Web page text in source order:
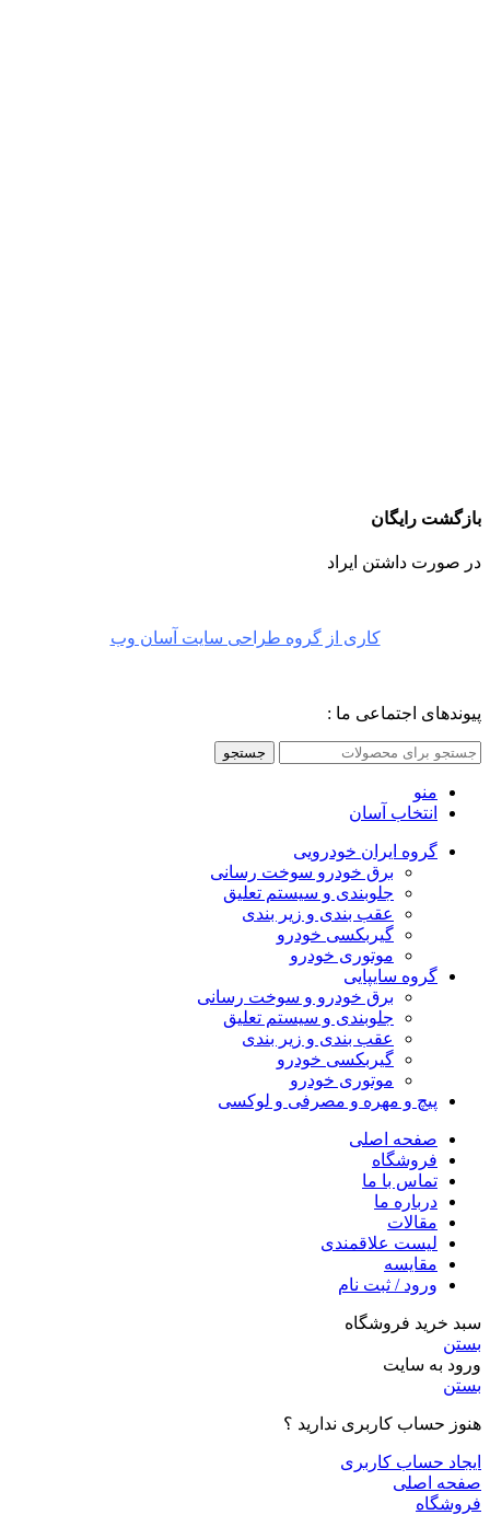
بازگشت رایگان
در صورت داشتن ایراد
کاری از گروه طراحی سایت آسان وب
پیوندهای اجتماعی ما :
جستجو
منو
انتخاب آسان
گروه ایران خودرویی
برق خودرو سوخت رسانی
جلوبندی و سیستم تعلیق
عقب بندی و زیر بندی
گیربکسی خودرو
موتوری خودرو
گروه سایپایی
برق خودرو و سوخت رسانی
جلوبندی و سیستم تعلیق
عقب بندی و زیر بندی
گیربکسی خودرو
موتوری خودرو
پیچ و مهره و مصرفی و لوکسی
صفحه اصلی
فروشگاه
تماس با ما
درباره ما
مقالات
لیست علاقمندی
مقایسه
ورود / ثبت نام
سبد خرید فروشگاه
بستن
ورود به سایت
بستن
هنوز حساب کاربری ندارید ؟
ایجاد حساب کاربری
صفحه اصلی
فروشگاه